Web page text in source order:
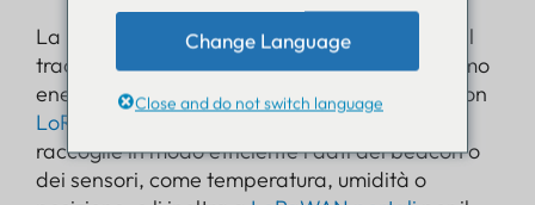
La macro LansitecGateway Bluetooth
porta il
tracciamento a lungo raggio e a basso consumo
energetico a un livello superiore. Progettato con
LoRaWAN
al suo interno,
raccoglie in modo efficiente i dati dei beacon o
dei sensori, come temperatura, umidità o
Change Language
Close and do not switch language